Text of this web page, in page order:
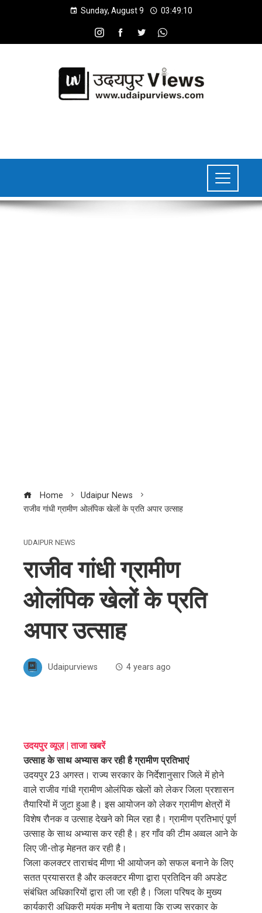
Sunday, August 9 03:49:11
Home
Udaipur News
राजीव गांधी ग्रामीण ओलंपिक खेलों के प्रति अपार उत्साह
UDAIPUR NEWS
राजीव गांधी ग्रामीण
ओलंपिक खेलों के प्रति
अपार उत्साह
Udaipurviews 4 years ago
उदयपुर व्यूज़ | ताजा खबरें
उत्साह के साथ अभ्यास कर रही है ग्रामीण प्रतिभाएं
उदयपुर 23 अगस्त। राज्य सरकार के निर्देशानुसार जिले में होने
वाले राजीव गांधी ग्रामीण ओलंपिक खेलों को लेकर जिला प्रशासन
तैयारियों में जुटा हुआ है। इस आयोजन को लेकर ग्रामीण क्षेत्रों में
विशेष रौनक व उत्साह देखने को मिल रहा है। ग्रामीण प्रतिभाएं पूर्ण
उत्साह के साथ अभ्यास कर रही है। हर गाँव की टीम अव्वल आने के
लिए जी-तोड़ मेहनत कर रही है।
जिला कलक्टर ताराचंद मीणा भी आयोजन को सफल बनाने के लिए
सतत प्रयासरत है और कलक्टर मीणा द्वारा प्रतिदिन की अपडेट
संबंधित अधिकारियों द्वारा ली जा रही है। जिला परिषद के मुख्य
कार्यकारी अधिकरी मयंक मनीष ने बताया कि राज्य सरकार के